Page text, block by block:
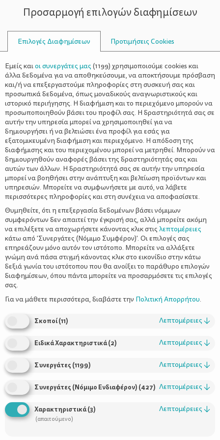
ΣΥΜΒΟΥΛΟΙ
ΔΙΑΦΟΡΕΤΙΚΉ ΠΡΟΣΈΓΓΙΣΗ
Όταν ο μπαμπάς και η μαμά έχουν
διαφορετική γνώμη–Τα αντιφατικά
Χρήσιμοι Σύνδεσμοι
Προσαρμογή επιλογών διαφημίσεων
Επιλογές Διαφημίσεων Προτιμήσεις Cookies
Εμείς καιοι συνεργάτες μας (1199) χρησιμοποιούμε cookies και
άλλα δεδομένα για να αποθηκεύσουμε, να αποκτήσουμε πρόσβαση
και/ή να επεξεργαστούμε πληροφορίες στη συσκευή σας και
προσωπικά δεδομένα, όπως μοναδικούς αναγνωριστικούς και
ιστορικό περιήγησης. Η διαφήμιση και το περιεχόμενο μπορούν να
προσωποποιηθούν βάσει του προφίλ σας. Η δραστηριότητά σας σε
αυτήν την υπηρεσία μπορεί να χρησιμοποιηθεί για να
δημιουργήσει ή να βελτιώσει ένα προφίλ για εσάς για
εξατομικευμένη διαφήμιση και περιεχόμενο. Η απόδοση της
διαφήμισης και του περιεχομένου μπορεί να μετρηθεί. Μπορούν να
δημιουργηθούν αναφορές βάσει της δραστηριότητάς σας και
αυτών των άλλων. Η δραστηριότητά σας σε αυτήν την υπηρεσία
μπορεί να βοηθήσει στην ανάπτυξη και βελτίωση προϊόντων και
υπηρεσιών. Μπορείτε να συμφωνήσετε με αυτό, να λάβετε
περισσότερες πληροφορίες και στη συνέχεια να αποφασίσετε.
Θυμηθείτε, ότι η επεξεργασία δεδομένων βάσει νόμιμων
συμφερόντων δεν απαιτεί την έγκρισή σας, αλλά μπορείτε ακόμη
να επιλέξετε να αποχωρήσετε κάνοντας κλικ στις λεπτομέρειες
κάτω από 'Συνεργάτες (Νόμιμο Συμφέρον)'. Οι επιλογές σας
επηρεάζουν μόνο αυτόν τον ιστότοπο. Μπορείτε να αλλάξετε
γνώμη ανά πάσα στιγμή κάνοντας κλικ στο εικονίδιο στην κάτω
δεξιά γωνία του ιστότοπου που θα ανοίξει το παράθυρο επιλογών
διαφημίσεων, όπου πάντα μπορείτε να προσαρμόσετε τις επιλογές
σας.
Για να μάθετε περισσότερα, διαβάστε την Πολιτική Απορρήτου.
Σκοποί(11) Λεπτομέρειες ↓
Ειδικά Χαρακτηριστικά(2) Λεπτομέρειες ↓
Συνεργάτες (1199) Λεπτομέρειες ↓
Συνεργάτες (Νόμιμο Ενδιαφέρον) (427) Λεπτομέρειες ↓
Χαρακτηριστικά(3)
(απαιτούμενο)
Λεπτομέρειες ↓